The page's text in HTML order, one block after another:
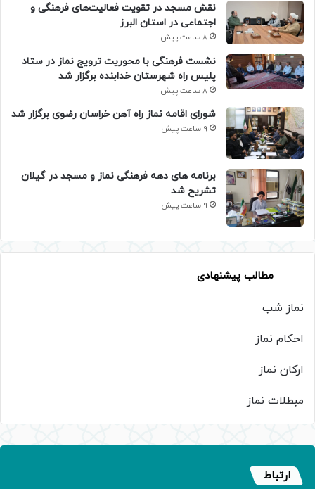
نقش مسجد در تقویت فعالیت‌های فرهنگی و
اجتماعی در استان البرز
8 ساعت پیش
نشست فرهنگی با محوریت ترویج نماز در ستاد
پلیس راه شهرستان خدابنده برگزار شد
8 ساعت پیش
شورای اقامه نماز راه آهن خراسان رضوی برگزار شد
9 ساعت پیش
برنامه های دهه فرهنگی نماز و مسجد در گیلان
تشریح شد
9 ساعت پیش
مطالب پیشنهادی
نماز شب
احکام نماز
ارکان نماز
مبطلات نماز
ارتباط